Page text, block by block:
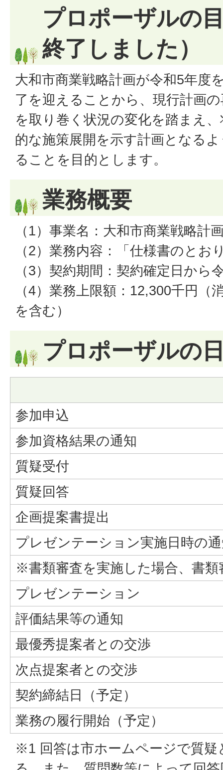
プロポーザルの
終了しました）
大和市商業戦略計画が令和5年度
了を迎えることから、現行計画
を取り巻く状況の変化を踏まえ
的な施策展開を示す計画となる
ることを目的とします。
業務概要
（1）事業名：大和市商業戦略計
（2）業務内容：「仕様書のとお
（3）契約期間：契約確定日から
（4）業務上限額：12,300千円（
を含む）
プロポーザルの
参加申込
参加資格結果の通知
質疑受付
質疑回答
企画提案書提出
プレゼンテーション実施日時の
※書類審査を実施した場合、書
プレゼンテーション
評価結果等の通知
最優秀提案者との交渉
次点提案者との交渉
契約締結日（予定）
業務の履行開始（予定）
※1 回答は市ホームページで質疑